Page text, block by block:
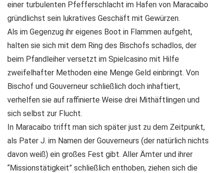
einer turbulenten Pfefferschlacht im Hafen von Maracaibo
gründlichst sein lukratives Geschäft mit Gewürzen.
Als im Gegenzug ihr eigenes Boot in Flammen aufgeht,
halten sie sich mit dem Ring des Bischofs schadlos, der
beim Pfandleiher versetzt im Spielcasino mit Hilfe
zweifelhafter Methoden eine Menge Geld einbringt. Von
Bischof und Gouverneur schließlich doch inhaftiert,
verhelfen sie auf raffinierte Weise drei Mithäftlingen und
sich selbst zur Flucht.
In Maracaibo trifft man sich später just zu dem Zeitpunkt,
als Pater J. im Namen der Gouverneurs (der natürlich nichts
davon weiß) ein großes Fest gibt. Aller Ämter und ihrer
“Missionstätigkeit” schließlich enthoben, ziehen sich die